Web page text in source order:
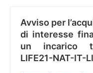
Avviso per
di interesse
un incarico
LIFE21-NAT-IT-